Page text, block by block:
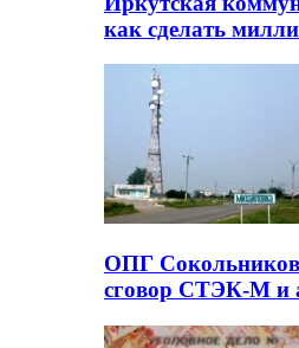
как сделать
ОПГ
сговор СТЭК-М и